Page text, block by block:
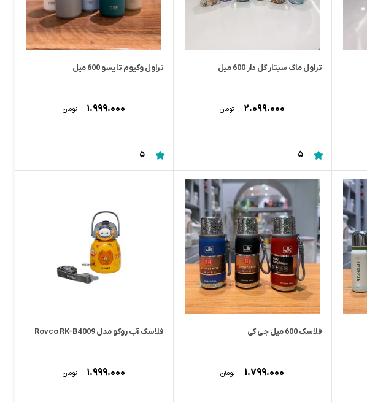
تراول ماگ سیتار گل دار 600 میل
۲.۰۹۹.۰۰۰ تومان
5
تراول وکیوم تایسو 600 میل
۱.۹۹۹.۰۰۰ تومان
5
فلاسک 600 میل جی کی
۱.۷۹۹.۰۰۰ تومان
فلاسک آب روکو مدل Rovco RK-B‌4009
۱.۹۹۹.۰۰۰ تومان